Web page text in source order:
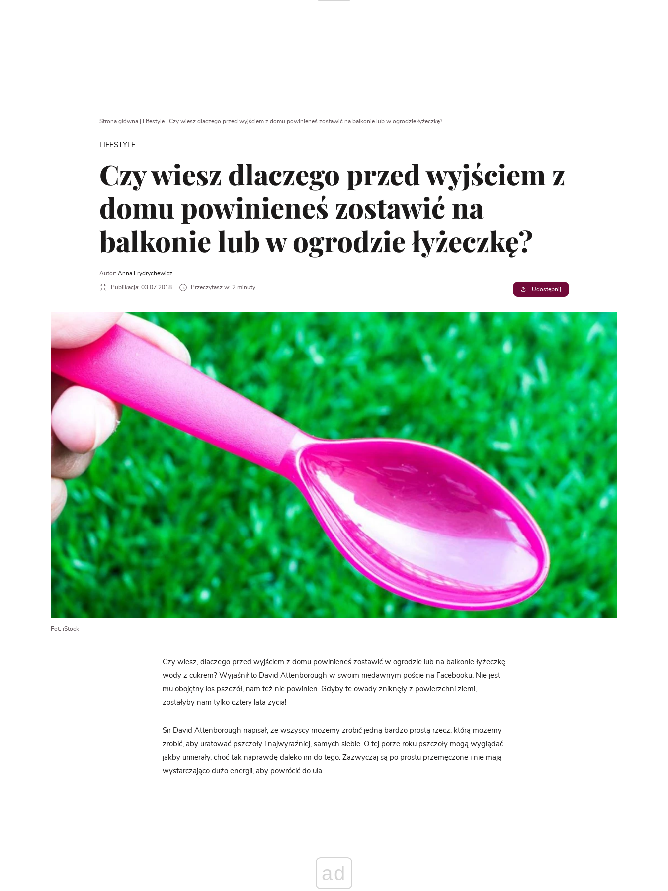
Strona główna| Lifestyle| Czy wiesz dlaczego przed wyjściem z domu powinieneś zostawić na balkonie lub w ogrodzie łyżeczkę?
LIFESTYLE
Czy wiesz dlaczego przed wyjściem z
domu powinieneś zostawić na
balkonie lub w ogrodzie łyżeczkę?
Autor: Anna Frydrychewicz
Publikacja: 03.07.2018 Przeczytasz w: 2 minuty Udostępnij
Fot. iStock
Czy wiesz, dlaczego przed wyjściem z domu powinieneś zostawić w ogrodzie lub na balkonie łyżeczkę
wody z cukrem? Wyjaśnił to David Attenborough w swoim niedawnym poście na Facebooku. Nie jest
mu obojętny los pszczół, nam też nie powinien. Gdyby te owady zniknęły z powierzchni ziemi,
zostałyby nam tylko cztery lata życia!
Sir David Attenborough napisał, że wszyscy możemy zrobić jedną bardzo prostą rzecz, którą możemy
zrobić, aby uratować pszczoły i najwyraźniej, samych siebie. O tej porze roku pszczoły mogą wyglądać
jakby umierały, choć tak naprawdę daleko im do tego. Zazwyczaj są po prostu przemęczone i nie mają
wystarczająco dużo energii, aby powrócić do ula.
ad